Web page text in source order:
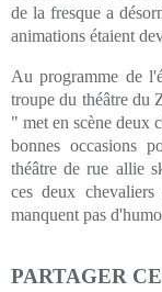
de la fresque a
animations étaient
Au programme de
troupe du théâtre du
" met en scène deux
bonnes occasions
théâtre de rue allie
ces deux
manquent pas
PARTAGER